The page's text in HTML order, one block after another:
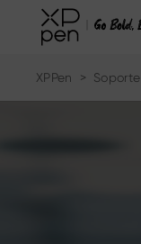
XPPen > Soporte